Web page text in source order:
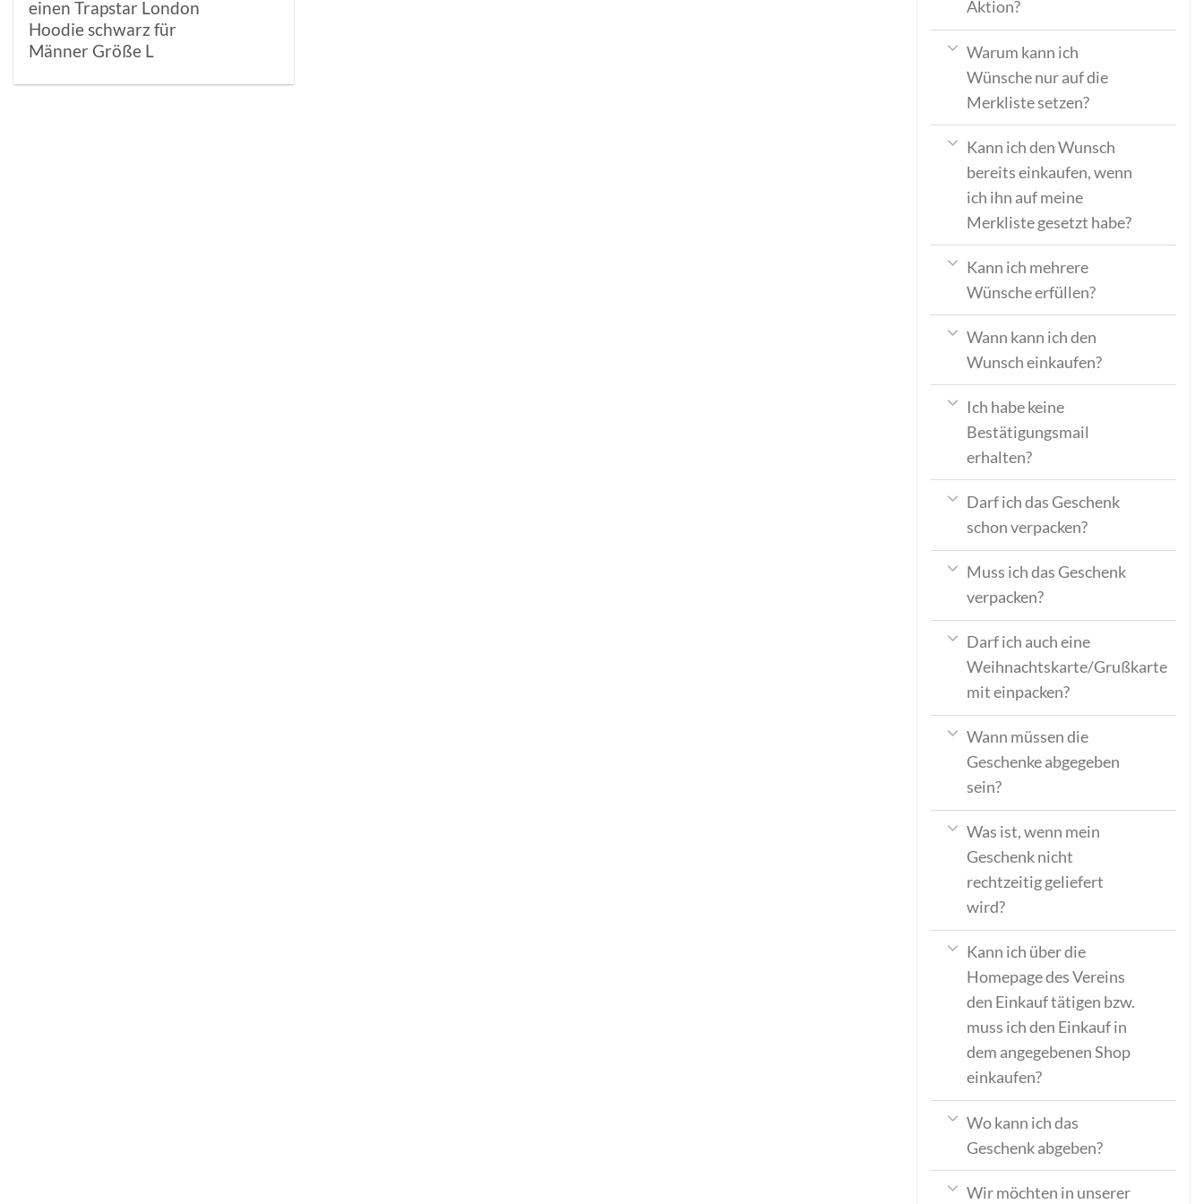
einen Trapstar London
Hoodie schwarz für
Männer Größe L
Aktion?
Warum kann ich
Wünsche nur auf die
Merkliste setzen?
Kann ich den Wunsch
bereits einkaufen, wenn
ich ihn auf meine
Merkliste gesetzt habe?
Kann ich mehrere
Wünsche erfüllen?
Wann kann ich den
Wunsch einkaufen?
Ich habe keine
Bestätigungsmail
erhalten?
Darf ich das Geschenk
schon verpacken?
Muss ich das Geschenk
verpacken?
Darf ich auch eine
Weihnachtskarte/Grußkarte
mit einpacken?
Wann müssen die
Geschenke abgegeben
sein?
Was ist, wenn mein
Geschenk nicht
rechtzeitig geliefert
wird?
Kann ich über die
Homepage des Vereins
den Einkauf tätigen bzw.
muss ich den Einkauf in
dem angegebenen Shop
einkaufen?
Wo kann ich das
Geschenk abgeben?
Wir möchten in unserer